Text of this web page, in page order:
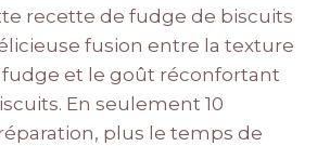
recette de fudge de biscuits
fusion entre la texture
et le goût réconfortant
En seulement 10
plus le temps de